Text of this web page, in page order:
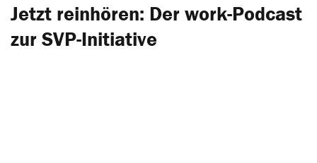
Jetzt reinhören: Der work-Podcast
zur SVP-Initiative